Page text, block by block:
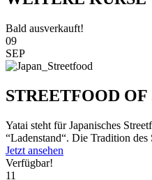
Bald ausverkauft!
09
SEP
STREETFOOD OF
Yatai steht für Japanisches
“Ladenstand“. Die Tradition des
Jetzt ansehen
Verfügbar!
11